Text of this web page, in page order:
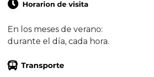
En los meses de verano:
durante el día, cada hora.